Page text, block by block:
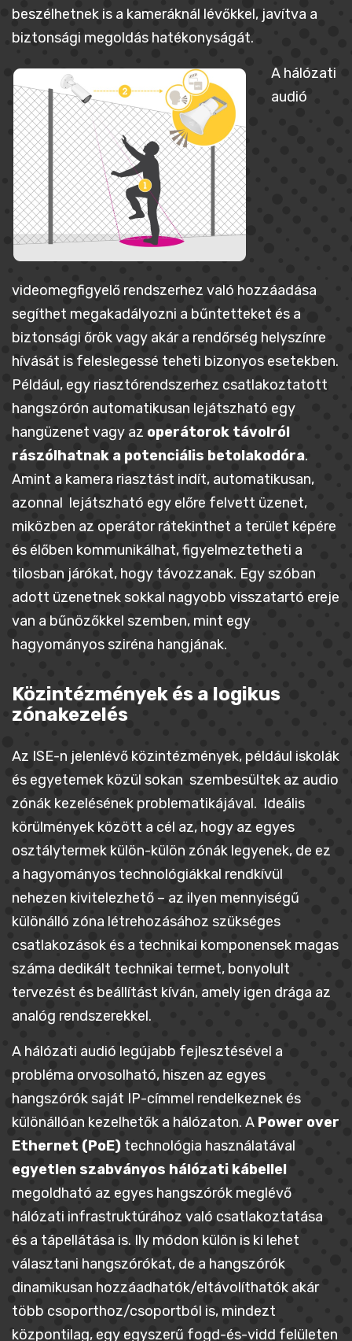
beszélhetnek is a kameráknál lévőkkel, javítva a
biztonsági megoldás hatékonyságát.
A hálózati
audió
videomegfigyelő rendszerhez való hozzáadása
segíthet megakadályozni a bűntetteket és a
biztonsági őrök vagy akár a rendőrség helyszínre
hívását is feleslegessé teheti bizonyos esetekben.
Például, egy riasztórendszerhez csatlakoztatott
hangszórón automatikusan lejátszható egy
hangüzenet vagy az operátorok távolról
rászólhatnak a potenciális betolakodóra.
Amint a kamera riasztást indít, automatikusan,
azonnal lejátszható egy előre felvett üzenet,
miközben az operátor rátekinthet a terület képére
és élőben kommunikálhat, figyelmeztetheti a
tilosban járókat, hogy távozzanak. Egy szóban
adott üzenetnek sokkal nagyobb visszatartó ereje
van a bűnözőkkel szemben, mint egy
hagyományos sziréna hangjának.
Közintézmények és a logikus
zónakezelés
Az ISE-n jelenlévő közintézmények, például iskolák
és egyetemek közül sokan szembesültek az audio
zónák kezelésének problematikájával. Ideális
körülmények között a cél az, hogy az egyes
osztálytermek külön-külön zónák legyenek, de ez
a hagyományos technológiákkal rendkívül
nehezen kivitelezhető – az ilyen mennyiségű
különálló zóna létrehozásához szükséges
csatlakozások és a technikai komponensek magas
száma dedikált technikai termet, bonyolult
tervezést és beállítást kíván, amely igen drága az
analóg rendszerekkel.
A hálózati audió legújabb fejlesztésével a
probléma orvosolható, hiszen az egyes
hangszórók saját IP-címmel rendelkeznek és
különállóan kezelhetők a hálózaton. A Power over
Ethernet (PoE) technológia használatával
egyetlen szabványos hálózati kábellel
megoldható az egyes hangszórók meglévő
hálózati infrastruktúrához való csatlakoztatása
és a tápellátása is. Ily módon külön is ki lehet
választani hangszórókat, de a hangszórók
dinamikusan hozzáadhatók/eltávolíthatók akár
több csoporthoz/csoportból is, mindezt
központilag, egy egyszerű fogd-és-vidd felületen